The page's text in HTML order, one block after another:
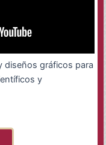
diseños gráficos para
y